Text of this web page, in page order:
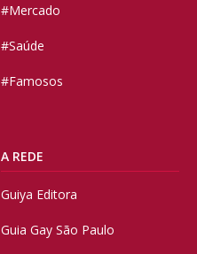
#Mercado
#Saúde
#Famosos
A REDE
Guiya Editora
Guia Gay São Paulo